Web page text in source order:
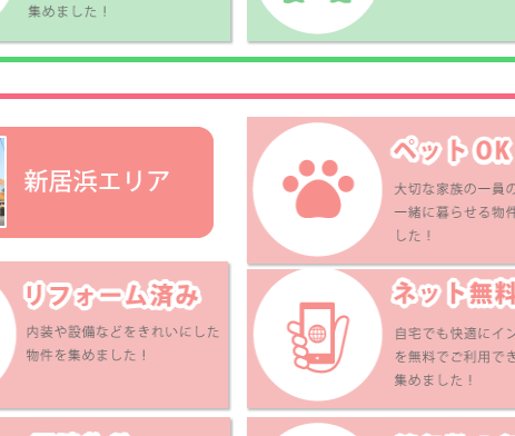
来店はご予
おります。
します♪
お知らせ
～
で
。
予讃線 川之江駅 7
分
マンション
2DK
広瀬～多喜浜 八幡
前 (バス停徒歩：6
分 )
戸建
3LDK
3.7
コンフォートメゾンＮＡＧ モンテ ウノ レジデンス